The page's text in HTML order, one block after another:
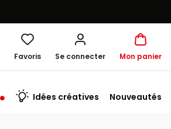
Favoris Se connecter Mon panier
Idées créatives Nouveautés